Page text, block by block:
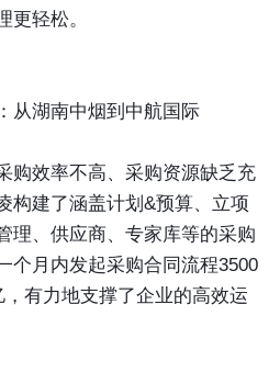
更轻松。
从湖南中烟到中航国际
购效率不高、采购资源缺乏充
构建了涵盖计划&预算、立项
理、供应商、专家库等的采购
个月内发起采购合同流程3500
有力地支撑了企业的高效运